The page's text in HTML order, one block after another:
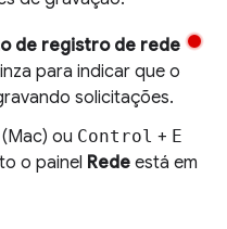
de registro de rede
para indicar que o
solicitações.
(Mac) ou Control + E
o painel Rede está em